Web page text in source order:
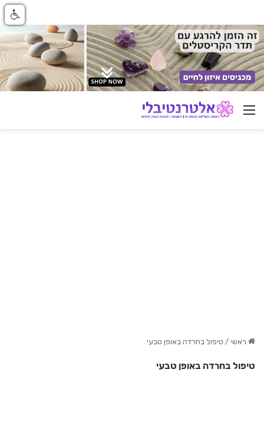
ניווט באתר
ראשי / טיפול בחרדה באופן טבעי
טיפול בחרדה באופן טבעי